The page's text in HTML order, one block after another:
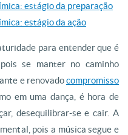
estágio da preparação
estágio da ação
para entender que é
se manter no caminho
e renovadocompromisso
em uma dança, é hora de
desequilibrar-se e cair. A
pois a música segue e